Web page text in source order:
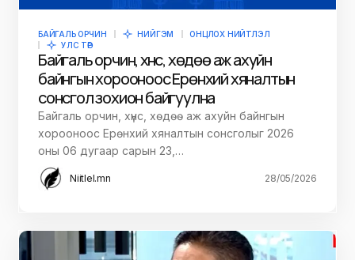
БАЙГАЛЬ ОРЧИН НИЙГЭМ
ОНЦЛОХ НИЙТЛЭЛ
УЛС ТӨР
Байгаль орчин, хүнс, хөдөө аж ахуйн
байнгын хорооноос Ерөнхий хяналтын
сонсгол зохион байгуулна
Байгаль орчин, хүнс, хөдөө аж ахуйн байнгын
хорооноос Ерөнхий хяналтын сонсголыг 2026
оны 06 дугаар сарын 23,…
Niitlel.mn 28/05/2026